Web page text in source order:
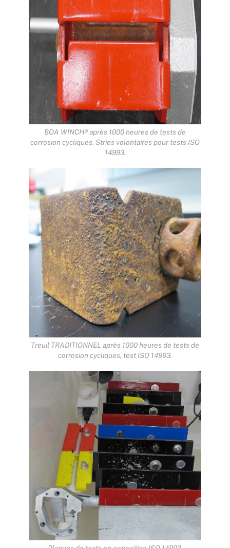
BOA WINCH® après 1000 heures de tests de
corrosion cycliques. Stries volontaires pour tests ISO
14993.
Treuil TRADITIONNEL après 1000 heures de tests de
corrosion cycliques, test ISO 14993.